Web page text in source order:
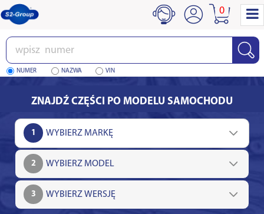
Wpisz
numer
NUMER NAZWA VIN
0
ZNAJDŹ CZĘŚCI PO MODELU SAMOCHODU
1
2
3